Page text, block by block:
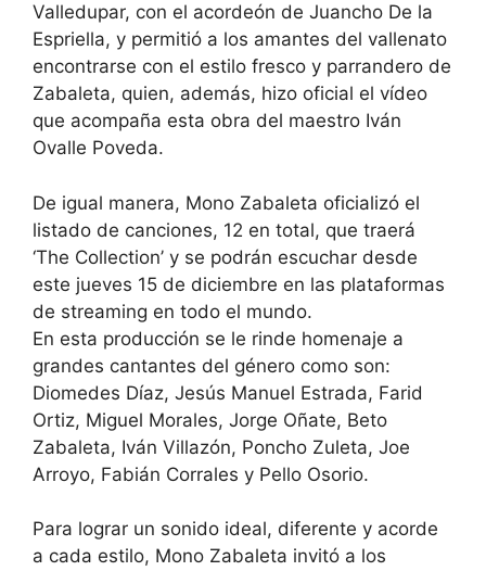
Valledupar, con el acordeón de Juancho De la
Espriella, y permitió a los amantes del vallenato
encontrarse con el estilo fresco y parrandero de
Zabaleta, quien, además, hizo oficial el vídeo
que acompaña esta obra del maestro Iván
Ovalle Poveda.
De igual manera, Mono Zabaleta oficializó el
listado de canciones, 12 en total, que traerá
‘The Collection’ y se podrán escuchar desde
este jueves 15 de diciembre en las plataformas
de streaming en todo el mundo.
En esta producción se le rinde homenaje a
grandes cantantes del género como son:
Diomedes Díaz, Jesús Manuel Estrada, Farid
Ortiz, Miguel Morales, Jorge Oñate, Beto
Zabaleta, Iván Villazón, Poncho Zuleta, Joe
Arroyo, Fabián Corrales y Pello Osorio.
Para lograr un sonido ideal, diferente y acorde
a cada estilo, Mono Zabaleta invitó a los